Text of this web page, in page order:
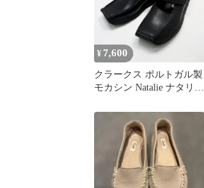
¥ 7,600
クラークス ポルトガル製
モカシン Natalie ナタリー